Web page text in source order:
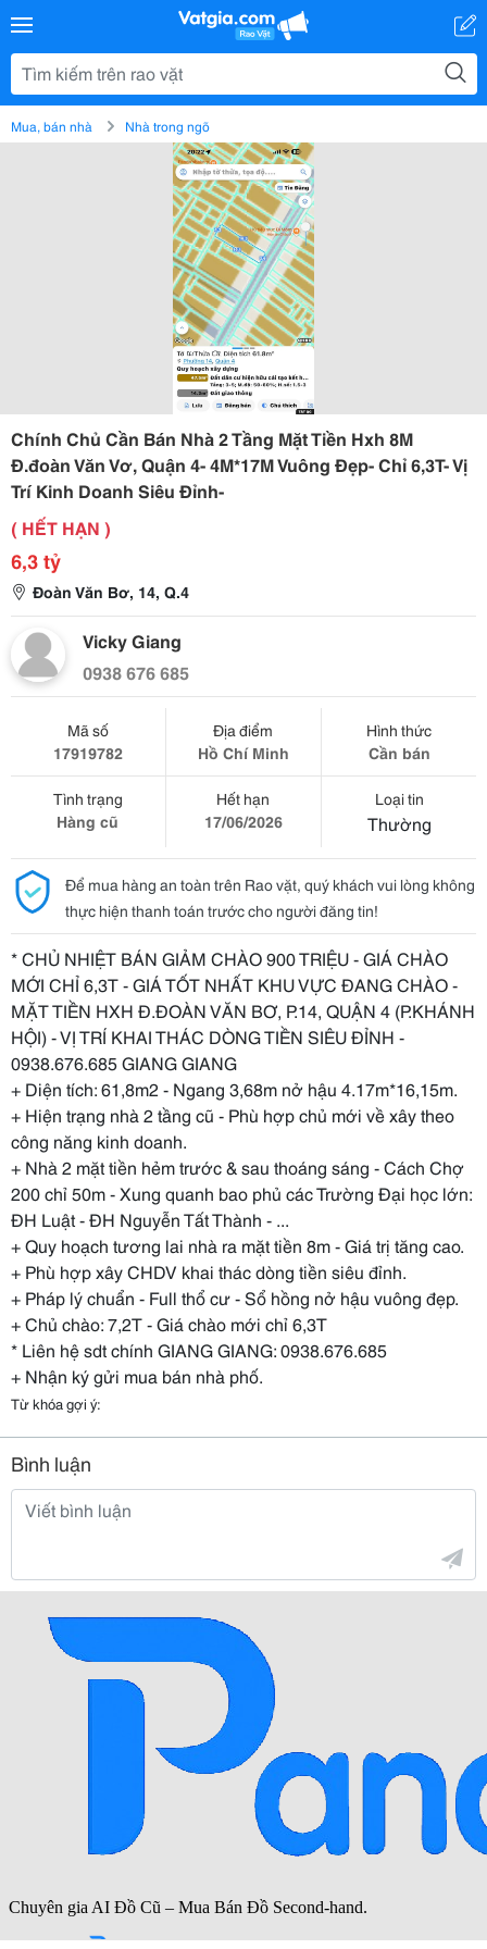
Mua, bán nhà Nhà trong ngõ
Chính Chủ Cần Bán Nhà 2 Tầng Mặt Tiền Hxh 8M
Đ.đoàn Văn Vơ, Quận 4- 4M*17M Vuông Đẹp- Chỉ 6,3T- Vị
Trí Kinh Doanh Siêu Đỉnh-
( HẾT HẠN )
6,3 tỷ
Đoàn Văn Bơ, 14, Q.4
Vicky Giang
0938 676 685
Mã số
17919782
Địa điểm
Hồ Chí Minh
Hình thức
Cần bán
Tình trạng
Hàng cũ
Hết hạn
17/06/2026
Loại tin
Thường
Để mua hàng an toàn trên Rao vặt, quý khách vui lòng không
thực hiện thanh toán trước cho người đăng tin!
* CHỦ NHIỆT BÁN GIẢM CHÀO 900 TRIỆU - GIÁ CHÀO
MỚI CHỈ 6,3T - GIÁ TỐT NHẤT KHU VỰC ĐANG CHÀO -
MẶT TIỀN HXH Đ.ĐOÀN VĂN BƠ, P.14, QUẬN 4 (P.KHÁNH
HỘI) - VỊ TRÍ KHAI THÁC DÒNG TIỀN SIÊU ĐỈNH -
0938.676.685 GIANG GIANG
+ Diện tích: 61,8m2 - Ngang 3,68m nở hậu 4.17m*16,15m.
+ Hiện trạng nhà 2 tầng cũ - Phù hợp chủ mới về xây theo
công năng kinh doanh.
+ Nhà 2 mặt tiền hẻm trước & sau thoáng sáng - Cách Chợ
200 chỉ 50m - Xung quanh bao phủ các Trường Đại học lớn:
ĐH Luật - ĐH Nguyễn Tất Thành - ...
+ Quy hoạch tương lai nhà ra mặt tiền 8m - Giá trị tăng cao.
+ Phù hợp xây CHDV khai thác dòng tiền siêu đỉnh.
+ Pháp lý chuẩn - Full thổ cư - Sổ hồng nở hậu vuông đẹp.
+ Chủ chào: 7,2T - Giá chào mới chỉ 6,3T
* Liên hệ sdt chính GIANG GIANG: 0938.676.685
+ Nhận ký gửi mua bán nhà phố.
Từ khóa gợi ý:
Bình luận